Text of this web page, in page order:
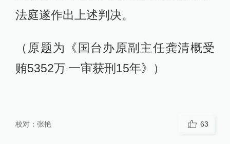
法庭遂作出上述判决。
（原题为《国台办原副主任龚清概受
贿5352万 一审获刑15年》）
校对： 张艳 63